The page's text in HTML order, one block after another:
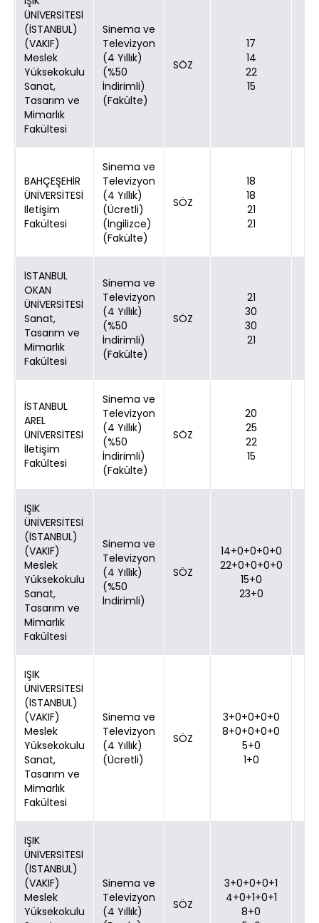
ÜNİVERSİTESİ
(İSTANBUL)
(VAKIF)
Meslek
Yüksekokulu
Sanat,
Tasarım ve
Mimarlık
Fakültesi
Sinema ve
Televizyon
(4 Yıllık)
(%50
İndirimli)
(Fakülte)
SÖZ
17
14
22
15
BAHÇEŞEHİR
ÜNİVERSİTESİ
İletişim
Fakültesi
Sinema ve
Televizyon
(4 Yıllık)
(Ücretli)
(İngilizce)
(Fakülte)
SÖZ
18
18
21
21
İSTANBUL
OKAN
ÜNİVERSİTESİ
Sanat,
Tasarım ve
Mimarlık
Fakültesi
Sinema ve
Televizyon
(4 Yıllık)
(%50
İndirimli)
(Fakülte)
SÖZ
21
30
30
21
İSTANBUL
AREL
ÜNİVERSİTESİ
İletişim
Fakültesi
Sinema ve
Televizyon
(4 Yıllık)
(%50
İndirimli)
(Fakülte)
SÖZ
20
25
22
15
IŞIK
ÜNİVERSİTESİ
(İSTANBUL)
(VAKIF)
Meslek
Yüksekokulu
Sanat,
Tasarım ve
Mimarlık
Fakültesi
Sinema ve
Televizyon
(4 Yıllık)
(%50
İndirimli)
SÖZ
14+0+0+0+0
22+0+0+0+0
15+0
23+0
IŞIK
ÜNİVERSİTESİ
(İSTANBUL)
(VAKIF)
Meslek
Yüksekokulu
Sanat,
Tasarım ve
Mimarlık
Fakültesi
Sinema ve
Televizyon
(4 Yıllık)
(Ücretli)
SÖZ
3+0+0+0+0
8+0+0+0+0
5+0
1+0
IŞIK
ÜNİVERSİTESİ
(İSTANBUL)
(VAKIF)
Meslek
Yüksekokulu
Sinema ve
Televizyon
(4 Yıllık)
SÖZ
3+0+0+0+1
4+0+1+0+1
8+0